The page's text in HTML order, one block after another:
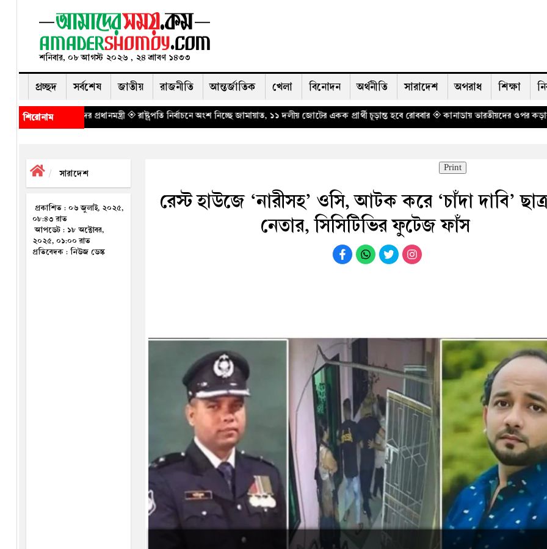
শনিবার, ০৮ আগস্ট ২০২৬ , ২৪ শ্রাবণ ১৪৩৩
প্রচ্ছদ সর্বশেষ জাতীয় রাজনীতি আন্তর্জাতিক খেলা বিনোদন অর্থনীতি সারাদেশ অপরাধ শিক্ষা
শিরোনাম◈ রাষ্ট্রপতি নির্বাচনে অংশ নিচ্ছে জামায়াত, ১১ দলীয় জোটের একক প্রার্থী চূড়ান্ত হবে রোববার◈ কানাডায় ভারতীয়দের ওপর কড়াকড়ি, ৬ মাসে
সারাদেশ
প্রকাশিত : ০৬ জুলাই, ২০২৫,
০৮:৪৩ রাত
আপডেট : ১৮ অক্টোবর,
২০২৫, ০১:০০ রাত
প্রতিবেদক : নিউজ ডেস্ক
Print
রেস্ট হাউজে ‘নারীসহ’ ওসি, আটক করে ‘চাঁদা দাবি’
নেতার, সিসিটিভির ফুটেজ ফাঁস